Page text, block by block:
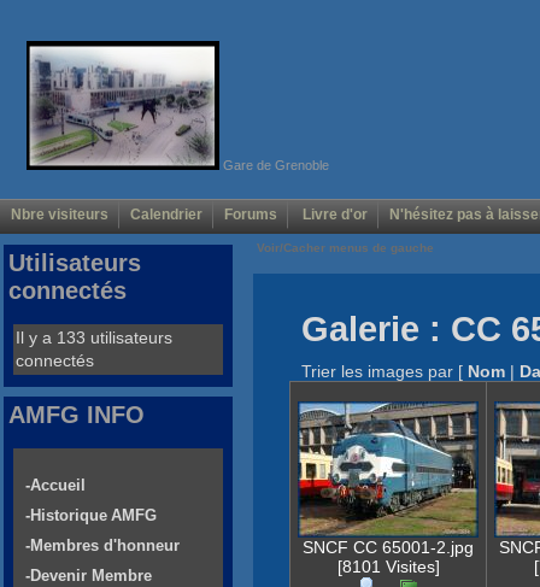
Gare de Grenoble
Nbre visiteurs Calendrier Forums Livre d'or N'hésitez pas à
Voir/Cacher menus de gauche
Galerie : CC
Trier les images par [ Nom |
SNCF CC 65001-2.jpg
[8101 Visites]
Utilisateurs
connectés
Il y a 133 utilisateurs
connectés
AMFG INFO
-Accueil
-Historique AMFG
-Membres d'honneur
-Devenir Membre